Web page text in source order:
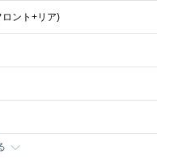
ント+リア)